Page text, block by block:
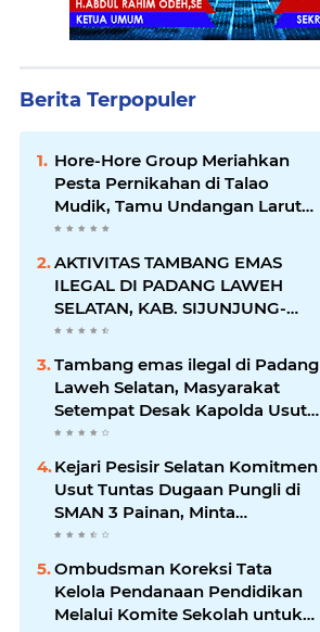
Berita Terpopuler
Hore-Hore Group Meriahkan
Pesta Pernikahan di Talao
Mudik, Tamu Undangan Larut
dalam Suasana Penuh
AKTIVITAS TAMBANG EMAS
ILEGAL DI PADANG LAWEH
SELATAN, KAB. SIJUNJUNG-
SUMBAR SEMAKIN
Tambang emas ilegal di Padang
Laweh Selatan, Masyarakat
Setempat Desak Kapolda Usut
Tuntas
Kejari Pesisir Selatan Komitmen
Usut Tuntas Dugaan Pungli di
SMAN 3 Painan, Minta
Inspektorat Sumbar Lakukan
Ombudsman Koreksi Tata
Kelola Pendanaan Pendidikan
Melalui Komite Sekolah untuk